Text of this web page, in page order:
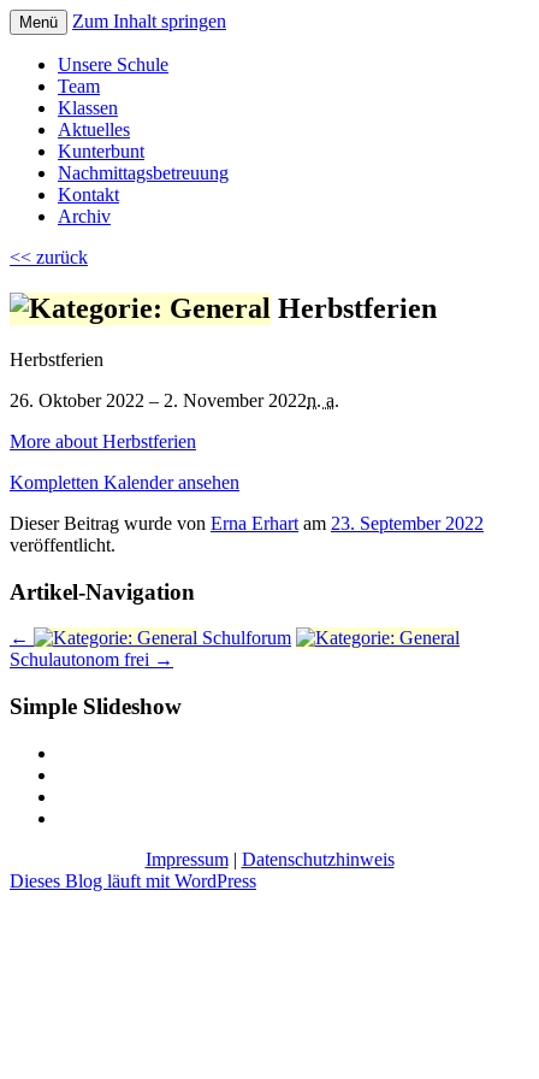
Volksschule Bad Blumau
Menü Zum Inhalt springen
Unsere Schule
Team
Klassen
Aktuelles
Kunterbunt
Nachmittagsbetreuung
Kontakt
Archiv
<< zurück
Herbstferien
Herbstferien
26. Oktober 2022 – 2. November 2022n. a.
More about Herbstferien
Kompletten Kalender ansehen
Dieser Beitrag wurde von Erna Erhart am 23. September 2022
veröffentlicht.
Artikel-Navigation
←
Schulforum
Schulautonom frei →
Simple Slideshow
Impressum| Datenschutzhinweis
Dieses Blog läuft mit WordPress